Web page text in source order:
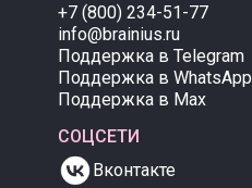
+7 (800) 234-51-77
info@brainius.ru
Поддержка в Telegram
Поддержка в WhatsApp
Поддержка в Max
СОЦСЕТИ
Вконтакте